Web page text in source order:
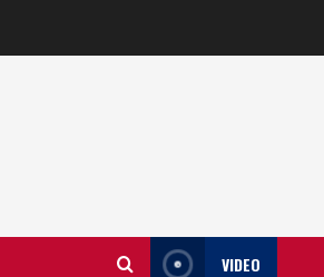
VIDEO